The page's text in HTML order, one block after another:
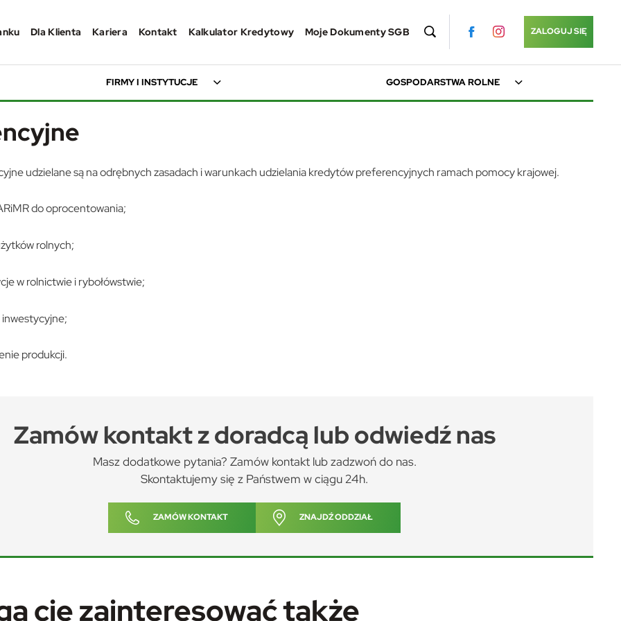
Dla Klienta Kariera Kontakt Kalkulator Kredytowy Moje Dokumenty SGB
FIRMY I INSTYTUCJE GOSPODARSTWA ROLNE
ZALOGUJ SIĘ
udzielane są na odrębnych zasadach i warunkach udzielania kredytów preferencyjnych ramach pomocy krajowej.
do oprocentowania;
rolnych;
w rolnictwie i rybołówstwie;
produkcji.
Zamów kontakt z doradcą lub odwiedź nas
Masz dodatkowe pytania? Zamów kontakt lub zadzwoń do nas.
Skontaktujemy się z Państwem w ciągu 24h.
ZAMÓW KONTAKT ZNAJDŹ ODDZIAŁ
cię zainteresować także